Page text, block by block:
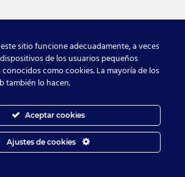
sitio funcione adecuadamente, a veces
de los usuarios pequeños
como cookies. La mayoría de los
también lo hacen.
Aceptar cookies
Ajustes de cookies